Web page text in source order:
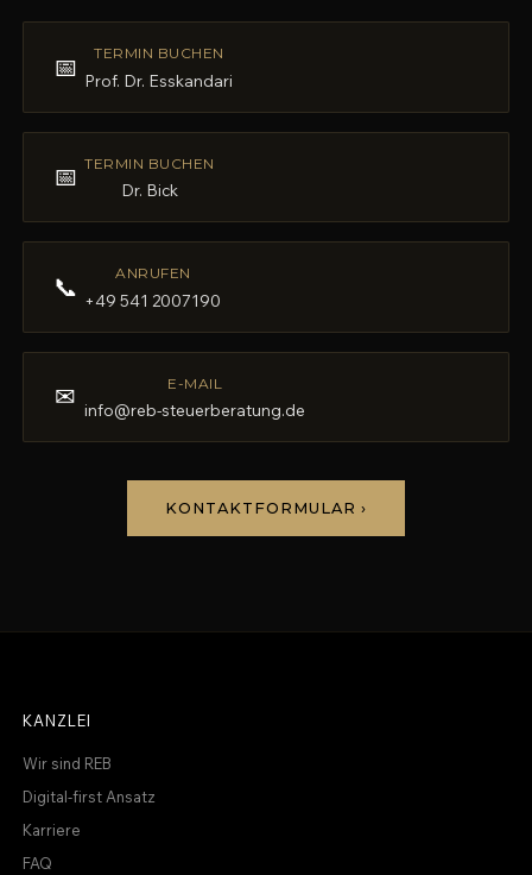
📅 TERMIN BUCHEN
Prof. Dr. Esskandari
📅 TERMIN BUCHEN
Dr. Bick
📞 ANRUFEN
+49 541 2007190
✉ E-MAIL
info@reb-steuerberatung.de
KONTAKTFORMULAR ›
KANZLEI
Wir sind REB
Digital-first Ansatz
Karriere
FAQ